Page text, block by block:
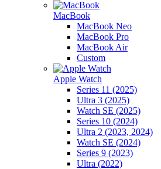
MacBook
MacBook Neo
MacBook Pro
MacBook Air
Custom
Apple Watch
Series 11 (2025)
Ultra 3 (2025)
Watch SE (2025)
Series 10 (2024)
Ultra 2 (2023, 2024)
Watch SE (2024)
Series 9 (2023)
Ultra (2022)